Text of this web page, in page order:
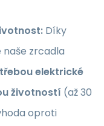
Díky
naše zrcadla
elektrické
životností (až 30
oproti